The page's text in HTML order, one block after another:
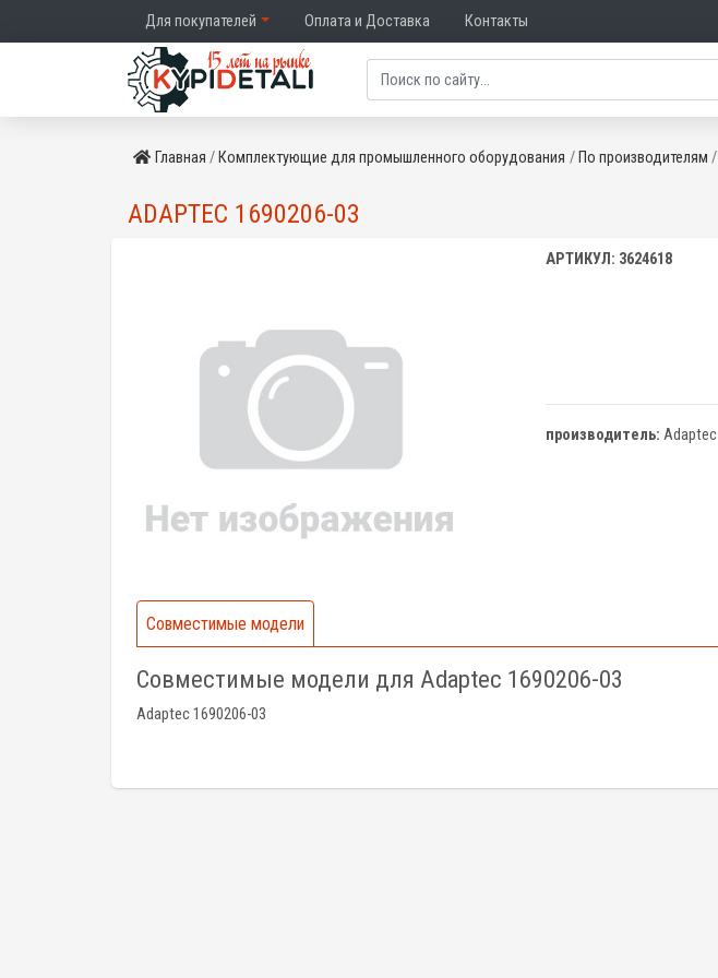
Для покупателей Оплата и Доставка Контакты
Главная Комплектующие для промышленного оборудования По производителям
ADAPTEC 1690206-03
АРТИКУЛ: 3624618
производитель: Adaptec
Совместимые модели
Совместимые модели для Adaptec 1690206-03
Adaptec 1690206-03